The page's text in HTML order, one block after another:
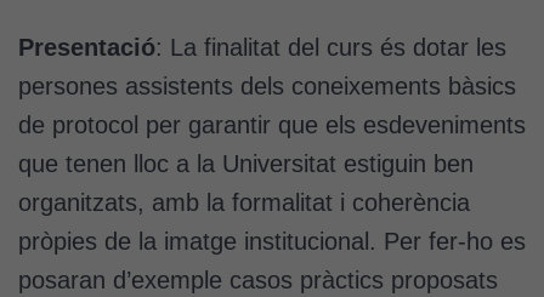
Presentació: La finalitat del curs és dotar les
persones assistents dels coneixements bàsics
de protocol per garantir que els esdeveniments
que tenen lloc a la Universitat estiguin ben
organitzats, amb la formalitat i coherència
pròpies de la imatge institucional. Per fer-ho es
posaran d’exemple casos pràctics proposats